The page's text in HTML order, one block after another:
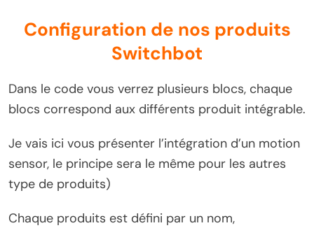
Configuration de nos produits
Switchbot
Dans le code vous verrez plusieurs blocs, chaque
blocs correspond aux différents produit intégrable.
Je vais ici vous présenter l’intégration d’un motion
sensor, le principe sera le même pour les autres
type de produits)
Chaque produits est défini par un nom,